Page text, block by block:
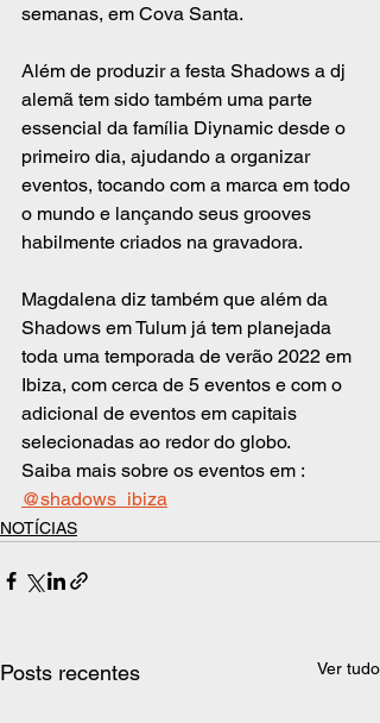
semanas, em Cova Santa.
Além de produzir a festa Shadows a dj
alemã tem sido também uma parte
essencial da família Diynamic desde o
primeiro dia, ajudando a organizar
eventos, tocando com a marca em todo
o mundo e lançando seus grooves
habilmente criados na gravadora.
Magdalena diz também que além da
Shadows em Tulum já tem planejada
toda uma temporada de verão 2022 em
Ibiza, com cerca de 5 eventos e com o
adicional de eventos em capitais
selecionadas ao redor do globo.
Saiba mais sobre os eventos em :
@shadows_ibiza
NOTÍCIAS
Posts recentes Ver tudo